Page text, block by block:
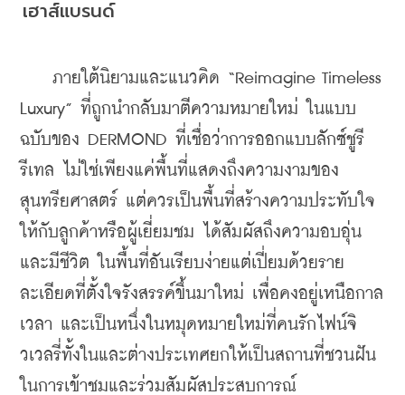
เฮาส์แบรนด์
ภายใต้นิยามและแนวคิด “Reimagine Timeless
Luxury” ที่ถูกนำกลับมาตีความหมายใหม่ ในแบบ
ฉบับของ DERMOND ที่เชื่อว่าการออกแบบลักซ์ชูรี
รีเทล ไม่ใช่เพียงแค่พื้นที่แสดงถึงความงามของ
สุนทรียศาสตร์ แต่ควรเป็นพื้นที่สร้างความประทับใจ
ให้กับลูกค้าหรือผู้เยี่ยมชม ได้สัมผัสถึงความอบอุ่น
และมีชีวิต ในพื้นที่อันเรียบง่ายแต่เปี่ยมด้วยราย
ละเอียดที่ตั้งใจรังสรรค์ขึ้นมาใหม่ เพื่อคงอยู่เหนือกาล
เวลา และเป็นหนึ่งในหมุดหมายใหม่ที่คนรักไฟน์จิ
วเวลรี่ทั้งในและต่างประเทศยกให้เป็นสถานที่ชวนฝัน
ในการเข้าชมและร่วมสัมผัสประสบการณ์